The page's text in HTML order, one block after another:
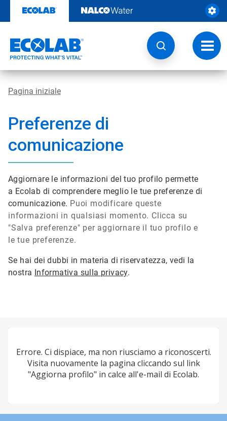
contenuto
Pagina iniziale
Preferenze di
comunicazione
Aggiornare le informazioni del tuo profilo permette
a Ecolab di comprendere meglio le tue preferenze di
comunicazione. Puoi modificare queste
informazioni in qualsiasi momento. Clicca su
"Salva preferenze" per aggiornare il tuo profilo e
le tue preferenze.
Se hai dei dubbi in materia di riservatezza, vedi la
nostra Informativa sulla privacy.
Errore. Ci dispiace, ma non riusciamo a riconoscerti.
Visita nuovamente la pagina cliccando sul link
"Aggiorna profilo" in calce all'e-mail di Ecolab.